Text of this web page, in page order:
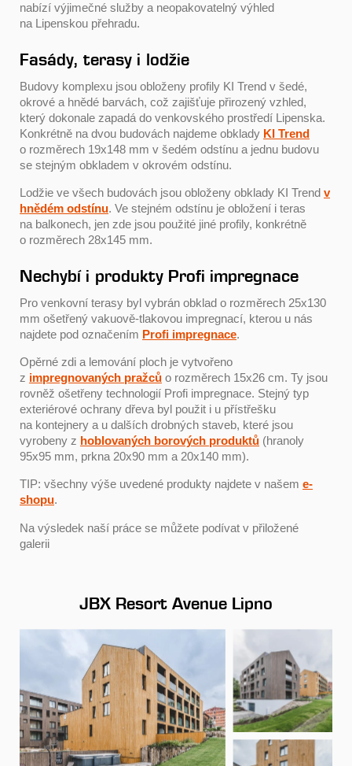
nabízí výjimečné služby a neopakovatelný výhled
na Lipenskou přehradu.
Fasády, terasy i lodžie
Budovy komplexu jsou obloženy profily KI Trend v šedé,
okrové a hnědé barvách, což zajišťuje přirozený vzhled,
který dokonale zapadá do venkovského prostředí Lipenska.
Konkrétně na dvou budovách najdeme obklady KI Trend
o rozměrech 19x148 mm v šedém odstínu a jednu budovu
se stejným obkladem v okrovém odstínu.
Lodžie ve všech budovách jsou obloženy obklady KI Trend v
hnědém odstínu. Ve stejném odstínu je obložení i teras
na balkonech, jen zde jsou použité jiné profily, konkrétně
o rozměrech 28x145 mm.
Nechybí i produkty Profi impregnace
Pro venkovní terasy byl vybrán obklad o rozměrech 25x130
mm ošetřený vakuově-tlakovou impregnací, kterou u nás
najdete pod označením Profi impregnace.
Opěrné zdi a lemování ploch je vytvořeno
z impregnovaných pražců o rozměrech 15x26 cm. Ty jsou
rovněž ošetřeny technologií Profi impregnace. Stejný typ
exteriérové ochrany dřeva byl použit i u přístřešku
na kontejnery a u dalších drobných staveb, které jsou
vyrobeny z hoblovaných borových produktů (hranoly
95x95 mm, prkna 20x90 mm a 20x140 mm).
TIP: všechny výše uvedené produkty najdete v našem e-
shopu.
Na výsledek naší práce se můžete podívat v přiložené
galerii
JBX Resort Avenue Lipno